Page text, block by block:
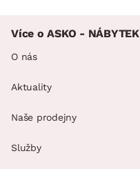
Více o ASKO - NÁBYTEK
O nás
Aktuality
Naše prodejny
Služby